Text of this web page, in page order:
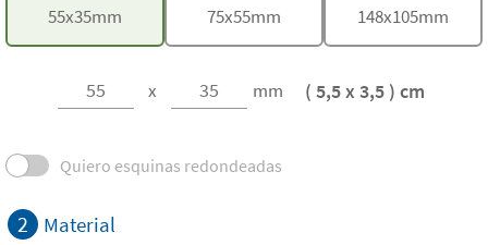
55x35mm 75x55mm 148x105mm
x mm ( 5,5 x 3,5 ) cm
Quiero esquinas redondeadas
2 Material